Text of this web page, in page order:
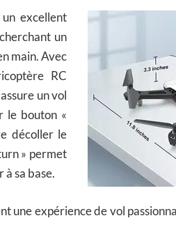
3D Flips
excellent
un
main. Avec
RC
un vol
le bouton «
décoller le
» permet
sa base.
une expérience de vol